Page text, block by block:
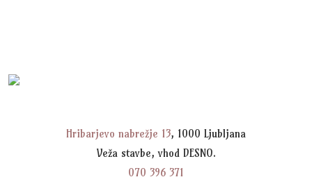
Hribarjevo nabrežje 13, 1000 Ljubljana
Veža stavbe, vhod DESNO.
070 396 371